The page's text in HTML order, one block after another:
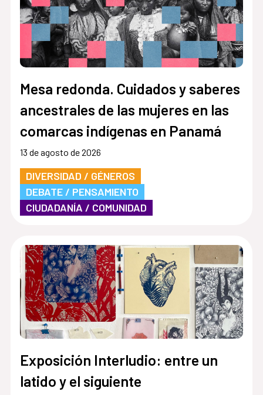
Mesa redonda. Cuidados y saberes
ancestrales de las mujeres en las
comarcas indígenas en Panamá
13 de agosto de 2026
DIVERSIDAD / GÉNEROS
DEBATE / PENSAMIENTO
CIUDADANÍA / COMUNIDAD
Exposición Interludio: entre un
latido y el siguiente